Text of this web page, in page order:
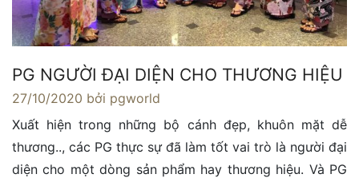
PG NGƯỜI ĐẠI DIỆN CHO THƯƠNG HIỆU
27/10/2020 bởi pgworld
Xuất hiện trong những bộ cánh đẹp, khuôn mặt dễ
thương.., các PG thực sự đã làm tốt vai trò là người đại
diện cho một dòng sản phẩm hay thương hiệu. Và PG